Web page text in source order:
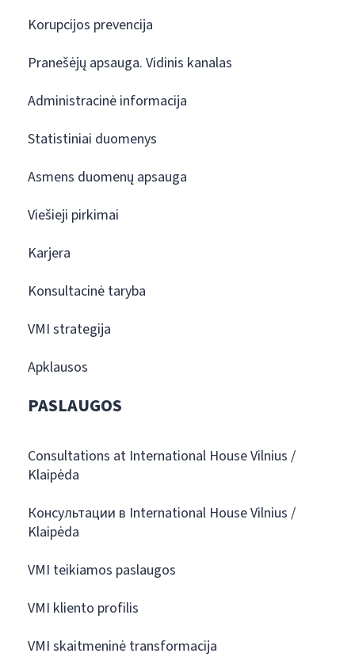
Korupcijos prevencija
Pranešėjų apsauga. Vidinis kanalas
Administracinė informacija
Statistiniai duomenys
Asmens duomenų apsauga
Viešieji pirkimai
Karjera
Konsultacinė taryba
VMI strategija
Apklausos
PASLAUGOS
Consultations at International House Vilnius /
Klaipėda
Консультации в International House Vilnius /
Klaipėda
VMI teikiamos paslaugos
VMI kliento profilis
VMI skaitmeninė transformacija